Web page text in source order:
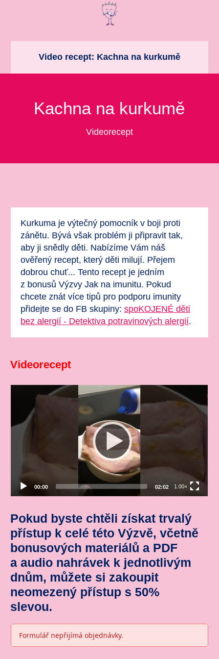
Video recept: Kachna na kurkumě
Kachna na kurkumě
Videorecept
Kurkuma je výtečný pomocník v boji proti
zánětu. Bývá však problém ji připravit tak,
aby ji snědly děti. Nabízíme Vám náš
ověřený recept, který děti milují. Přejem
dobrou chuť... Tento recept je jedním
z bonusů Výzvy Jak na imunitu. Pokud
chcete znát více tipů pro podporu imunity
přidejte se do FB skupiny:spoKOJENÉ děti
bez alergií - Detektiva potravinových alergií.
Videorecept
Pokud byste chtěli získat trvalý
přístup k celé této Výzvě, včetně
bonusových materiálů a PDF
a audio nahrávek k jednotlivým
dnům, můžete si zakoupit
neomezený přístup s 50%
slevou.
Formulář nepřijímá objednávky.